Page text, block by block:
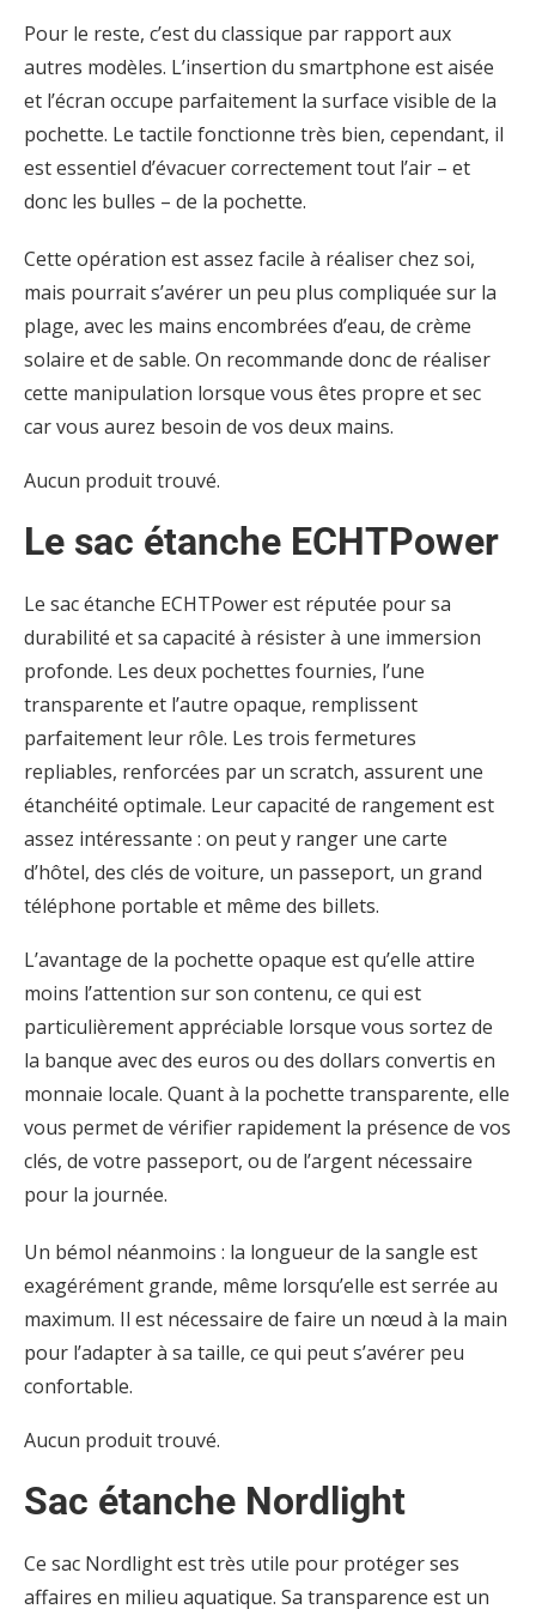
Pour le reste, c’est du classique par rapport aux
autres modèles. L’insertion du smartphone est aisée
et l’écran occupe parfaitement la surface visible de la
pochette. Le tactile fonctionne très bien, cependant, il
est essentiel d’évacuer correctement tout l’air – et
donc les bulles – de la pochette.
Cette opération est assez facile à réaliser chez soi,
mais pourrait s’avérer un peu plus compliquée sur la
plage, avec les mains encombrées d’eau, de crème
solaire et de sable. On recommande donc de réaliser
cette manipulation lorsque vous êtes propre et sec
car vous aurez besoin de vos deux mains.
Aucun produit trouvé.
Le sac étanche ECHTPower
Le sac étanche ECHTPower est réputée pour sa
durabilité et sa capacité à résister à une immersion
profonde. Les deux pochettes fournies, l’une
transparente et l’autre opaque, remplissent
parfaitement leur rôle. Les trois fermetures
repliables, renforcées par un scratch, assurent une
étanchéité optimale. Leur capacité de rangement est
assez intéressante : on peut y ranger une carte
d’hôtel, des clés de voiture, un passeport, un grand
téléphone portable et même des billets.
L’avantage de la pochette opaque est qu’elle attire
moins l’attention sur son contenu, ce qui est
particulièrement appréciable lorsque vous sortez de
la banque avec des euros ou des dollars convertis en
monnaie locale. Quant à la pochette transparente, elle
vous permet de vérifier rapidement la présence de vos
clés, de votre passeport, ou de l’argent nécessaire
pour la journée.
Un bémol néanmoins : la longueur de la sangle est
exagérément grande, même lorsqu’elle est serrée au
maximum. Il est nécessaire de faire un nœud à la main
pour l’adapter à sa taille, ce qui peut s’avérer peu
confortable.
Aucun produit trouvé.
Sac étanche Nordlight
Ce sac Nordlight est très utile pour protéger ses
affaires en milieu aquatique. Sa transparence est un